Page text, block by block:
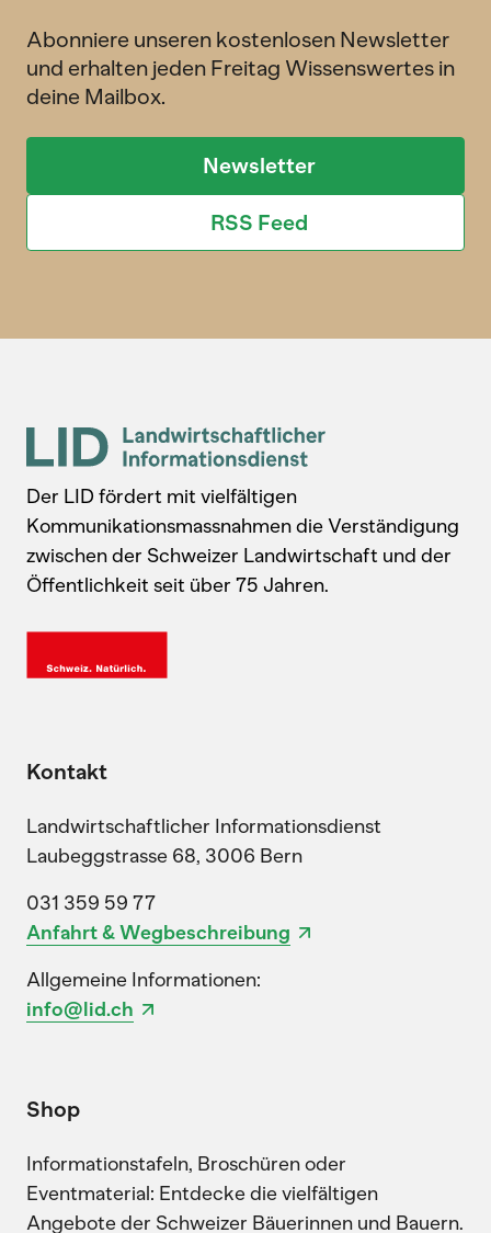
Abonniere unseren kostenlosen Newsletter
und erhalten jeden Freitag Wissenswertes in
deine Mailbox.
Newsletter
RSS Feed
Der LID fördert mit vielfältigen
Kommunikationsmassnahmen die Verständigung
zwischen der Schweizer Landwirtschaft und der
Öffentlichkeit seit über 75 Jahren.
Kontakt
Landwirtschaftlicher Informationsdienst
Laubeggstrasse 68, 3006 Bern
031 359 59 77
Anfahrt & Wegbeschreibung
Allgemeine Informationen:
info@lid.ch
Shop
Informationstafeln, Broschüren oder
Eventmaterial: Entdecke die vielfältigen
Angebote der Schweizer Bäuerinnen und Bauern.